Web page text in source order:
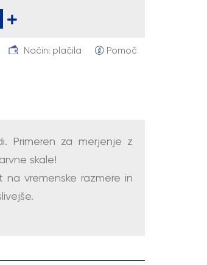
Načini plačila Pomoč
Primeren za merjenje z
skale!
vremenske razmere in